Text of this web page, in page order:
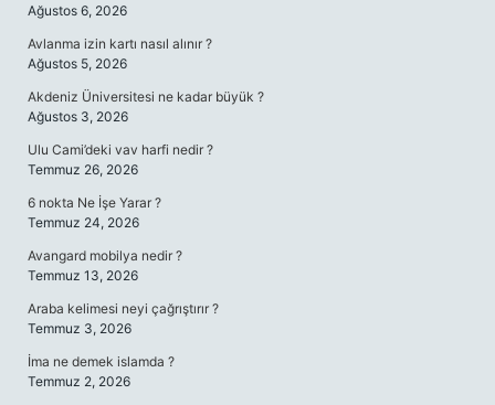
Ağustos 6, 2026
Avlanma izin kartı nasıl alınır ?
Ağustos 5, 2026
Akdeniz Üniversitesi ne kadar büyük ?
Ağustos 3, 2026
Ulu Cami’deki vav harfi nedir ?
Temmuz 26, 2026
6 nokta Ne İşe Yarar ?
Temmuz 24, 2026
Avangard mobilya nedir ?
Temmuz 13, 2026
Araba kelimesi neyi çağrıştırır ?
Temmuz 3, 2026
İma ne demek islamda ?
Temmuz 2, 2026